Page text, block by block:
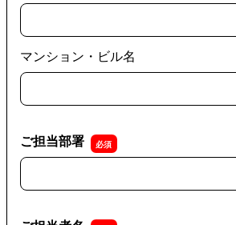
マンション・ビル名
ご担当部署
ご担当部署